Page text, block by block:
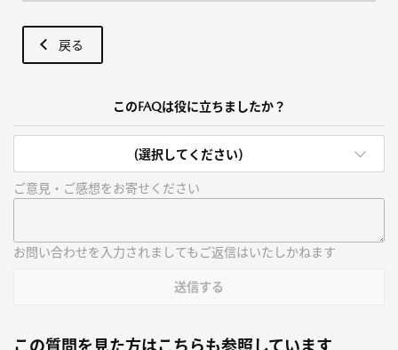
戻る
このFAQは役に立ちましたか？
(選択してください)
ご意見・ご感想をお寄せください
お問い合わせを入力されましてもご返信はいたしかねます
送信する
この質問を見た方はこちらも参照しています